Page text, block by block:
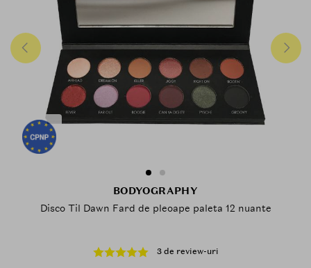
BODYOGRAPHY
Disco Til Dawn Fard de pleoape paleta 12 nuante
3 de review-uri